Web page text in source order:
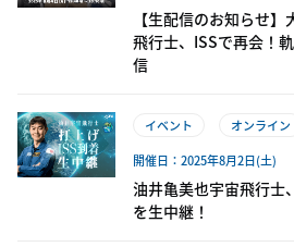
【生配信のお知らせ
飛行士、ISSで再会！
信
イベント
オンライン
開催日：2025年8月2日(土)
油井亀美也宇宙飛行士
を生中継！